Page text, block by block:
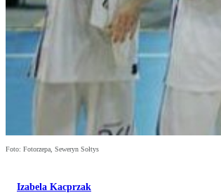
Foto: Fotorzepa, Seweryn Sołtys
Izabela Kacprzak